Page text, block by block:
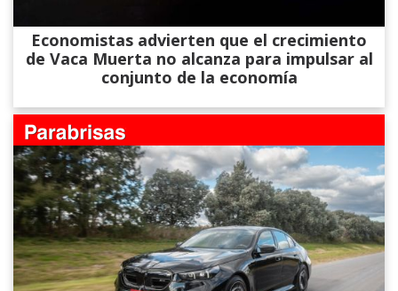
Economistas advierten que el crecimiento
de Vaca Muerta no alcanza para impulsar al
conjunto de la economía